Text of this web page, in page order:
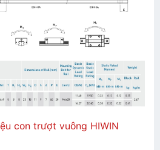
con trượt vuông HIWIN